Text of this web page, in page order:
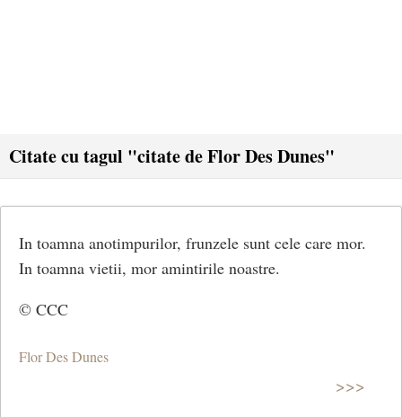
Citate cu tagul "citate de Flor Des Dunes"
In toamna anotimpurilor, frunzele sunt cele care mor.
In toamna vietii, mor amintirile noastre.
© CCC
Flor Des Dunes
>>>